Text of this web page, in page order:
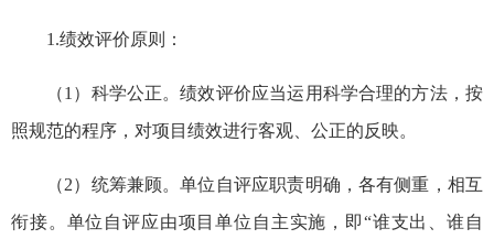
1.绩效评价原则：
（1）科学公正。绩效评价应当运用科学合理的方法，按
照规范的程序，对项目绩效进行客观、公正的反映。
（2）统筹兼顾。单位自评应职责明确，各有侧重，相互
衔接。单位自评应由项目单位自主实施，即“谁支出、谁自